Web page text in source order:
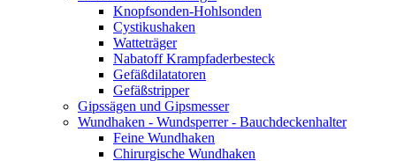
Knopfsonden-Hohlsonden
Cystikushaken
Watteträger
Nabatoff Krampfaderbesteck
Gefäßdilatatoren
Gefäßstripper
Gipssägen und Gipsmesser
Wundhaken - Wundsperrer - Bauchdeckenhalter
Feine Wundhaken
Chirurgische Wundhaken